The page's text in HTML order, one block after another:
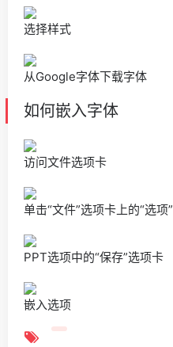
选择样式
从Google字体下载字体
如何嵌入字体
访问文件选项卡
单击“文件”选项卡上的“选项”
PPT选项中的“保存”选项卡
嵌入选项